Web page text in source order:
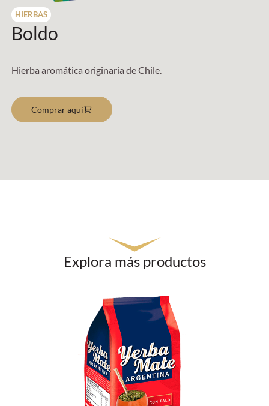
HIERBAS
Boldo
Hierba aromática originaria de Chile.
Comprar aquí
Explora más productos